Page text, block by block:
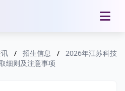
/ 招生信息 /
2026年江苏科技
细则及注意事项